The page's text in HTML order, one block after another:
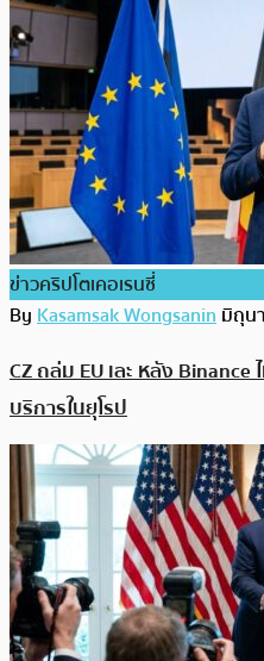
ข่าวคริปโตเคอเรนซี่
ByKasamsak Wongsaninมิถุน
CZ ถล่ม EU เละ หลัง Binance
บริการในยุโรป